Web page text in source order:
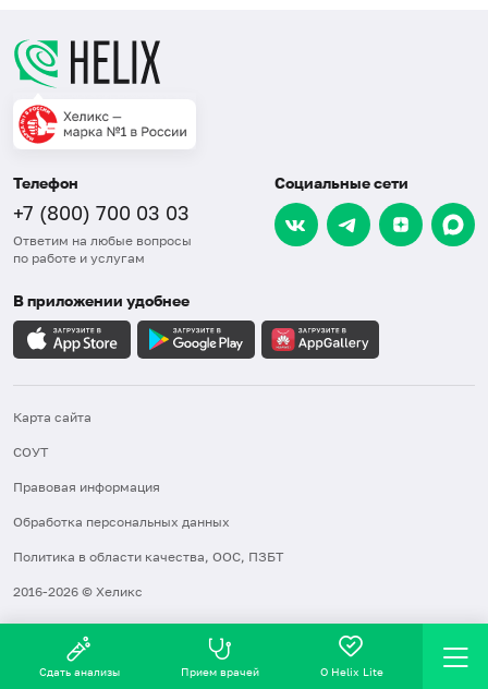
Телефон
+7 (800) 700 03 03
Ответим на любые вопросы
по работе и услугам
Социальные сети
В приложении удобнее
Карта сайта
СОУТ
Правовая информация
Обработка персональных данных
Политика в области качества, ООС, ПЗБТ
2016-2026 © Хеликс
Сдать анализы Прием врачей О Helix Lite